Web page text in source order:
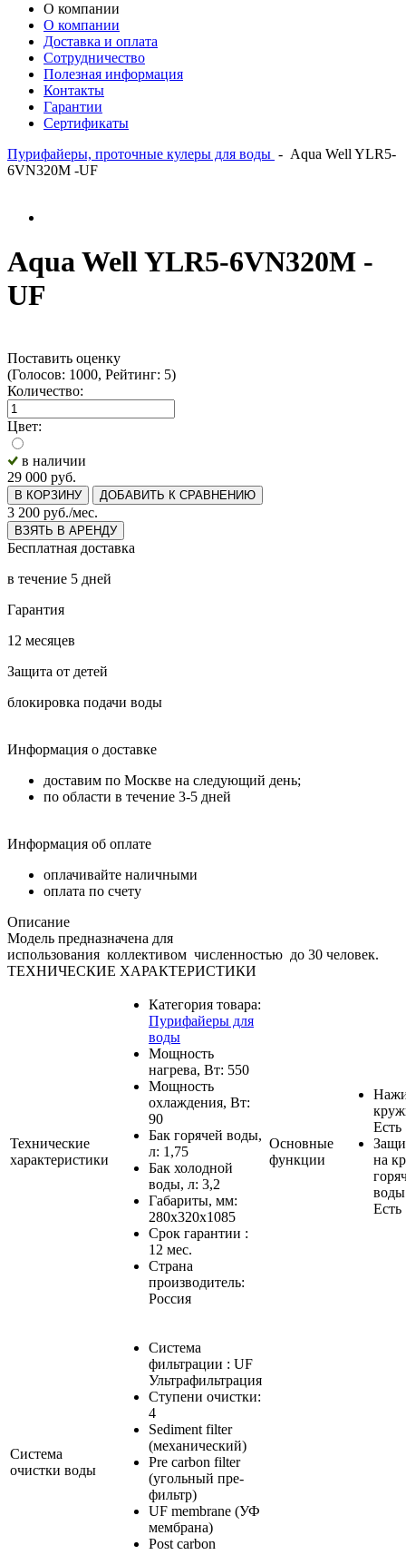
О компании
О компании
Доставка и оплата
Сотрудничество
Полезная информация
Контакты
Гарантии
Сертификаты
Пурифайеры, проточные кулеры для воды - Aqua Well YLR5-
6VN320М -UF
Aqua Well YLR5-6VN320М -
UF
Поставить оценку
(Голосов: 1000, Рейтинг: 5)
Количество:
Цвет:
в наличии
29 000 руб.
В КОРЗИНУ ДОБАВИТЬ К СРАВНЕНИЮ
3 200 руб./мес.
ВЗЯТЬ В АРЕНДУ
Бесплатная доставка
в течение 5 дней
Гарантия
12 месяцев
Защита от детей
блокировка подачи воды
Информация о доставке
доставим по Москве на следующий день;
по области в течение 3-5 дней
Информация об оплате
оплачивайте наличными
оплата по счету
Описание
Модель предназначена для
использования коллективом численностью до 30 человек.
ТЕХНИЧЕСКИЕ ХАРАКТЕРИСТИКИ
Технические
характеристики
Категория товара:
Пурифайеры для
воды
Мощность
нагрева, Вт: 550
Мощность
охлаждения, Вт:
90
Бак горячей воды,
л: 1,75
Бак холодной
воды, л: 3,2
Габариты, мм:
280x320x1085
Срок гарантии :
12 мес.
Страна
производитель:
Россия
Основные
функции
Есть
на
Есть
Система
очистки воды
Система
фильтрации : UF
Ультрафильтрация
Ступени очистки:
4
Sediment filter
(механический)
Pre carbon filter
(угольный пре-
фильтр)
UF membrane (УФ
мембрана)
Post carbon